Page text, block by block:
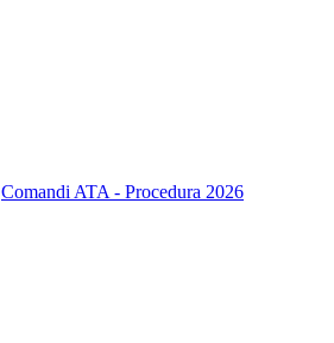
Comandi ATA - Procedura 2026